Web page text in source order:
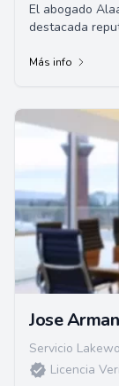
El abogado
destacada
Más info
Jose
Servicio
Licencia